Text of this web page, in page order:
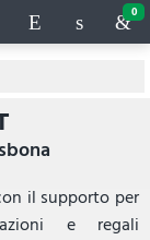
0
il supporto per
e regali